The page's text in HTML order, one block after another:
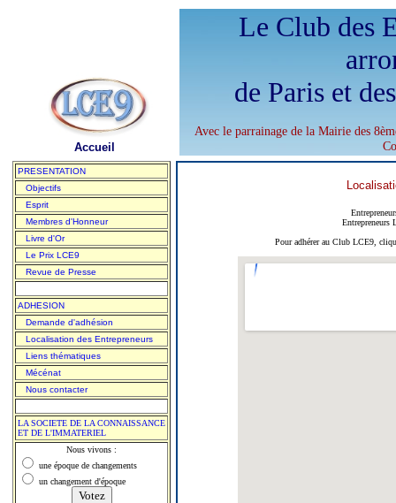
Accueil
Le Club des
de Paris et
Avec le parrainage de la Mairie des
PRESENTATION
Objectifs
Esprit
Membres d'Honneur
Livre d'Or
Le Prix LCE9
Revue de Presse
ADHESION
Demande d'adhésion
Localisation des Entrepreneurs
Liens thématiques
Mécénat
Nous contacter
LA SOCIETE DE LA CONNAISSANCE
ET DE L'IMMATERIEL
Nous vivons :
une époque de changements
un changement d'époque
Entrepreneurs
Pour adhérer au Club LCE9,